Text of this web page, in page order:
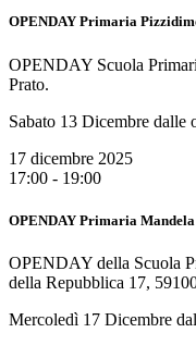
OPENDAY Primaria
OPENDAY Scuola
Prato.
Sabato 13 Dicembre dalle
17 dicembre 2025
17:00 - 19:00
OPENDAY Primaria Mandela
OPENDAY della Scuola
della Repubblica 17,
Mercoledì 17 Dicembre